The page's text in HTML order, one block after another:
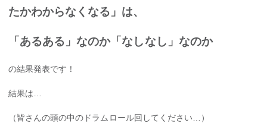
たかわからなくなる」は、
「あるある」なのか「なしなし」なのか
の結果発表です！
結果は…
（皆さんの頭の中のドラムロール回してください…）